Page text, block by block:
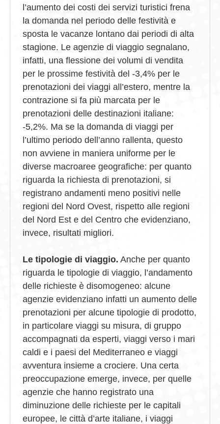
l’aumento dei costi dei servizi turistici frena
la domanda nel periodo delle festività e
sposta le vacanze lontano dai periodi di alta
stagione. Le agenzie di viaggio segnalano,
infatti, una flessione dei volumi di vendita
per le prossime festività del -3,4% per le
prenotazioni dei viaggi all’estero, mentre la
contrazione si fa più marcata per le
prenotazioni delle destinazioni italiane:
-5,2%. Ma se la domanda di viaggi per
l’ultimo periodo dell’anno rallenta, questo
non avviene in maniera uniforme per le
diverse macroaree geografiche: per quanto
riguarda la richiesta di prenotazioni, si
registrano andamenti meno positivi nelle
regioni del Nord Ovest, rispetto alle regioni
del Nord Est e del Centro che evidenziano,
invece, risultati migliori.
Le tipologie di viaggio. Anche per quanto
riguarda le tipologie di viaggio, l’andamento
delle richieste è disomogeneo: alcune
agenzie evidenziano infatti un aumento delle
prenotazioni per alcune tipologie di prodotto,
in particolare viaggi su misura, di gruppo
accompagnati da esperti, viaggi verso i mari
caldi e i paesi del Mediterraneo e viaggi
avventura insieme a crociere. Una certa
preoccupazione emerge, invece, per quelle
agenzie che hanno registrato una
diminuzione delle richieste per le capitali
europee, le città d’arte italiane, i viaggi